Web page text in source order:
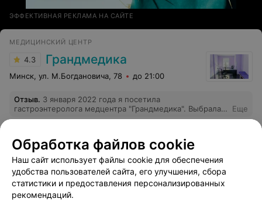
ЭФФЕКТИВНАЯ РЕКЛАМА НА САЙТЕ
МЕДИЦИНСКИЙ ЦЕНТР
4.3 Грандмедика
Минск, ул. М.Богдановича, 78 до 21:00
Отзыв. 3 января 2022 года я посетила
гастроэнтеролога медцентра "Грандмедика". Выбрала
его по территориальному принципу. И была приятно
подробную консультацию, ответила на все вопросы,
расписала лечение. Очень толковый
квалифицированный специалист. На ресепшен
работает очень милая внимательная девушка. Очень
помогла мне с записью к врачу, хотя я звонила из
России. Спасибо за помощь. Рекомендую обращаться в
Грандмедику. Словак Светлана Викторовна
Еще
Отзывы
Обработка файлов cookie
Наш сайт использует файлы cookie для обеспечения
удобства пользователей сайта, его улучшения, сбора
статистики и предоставления персонализированных
рекомендаций.